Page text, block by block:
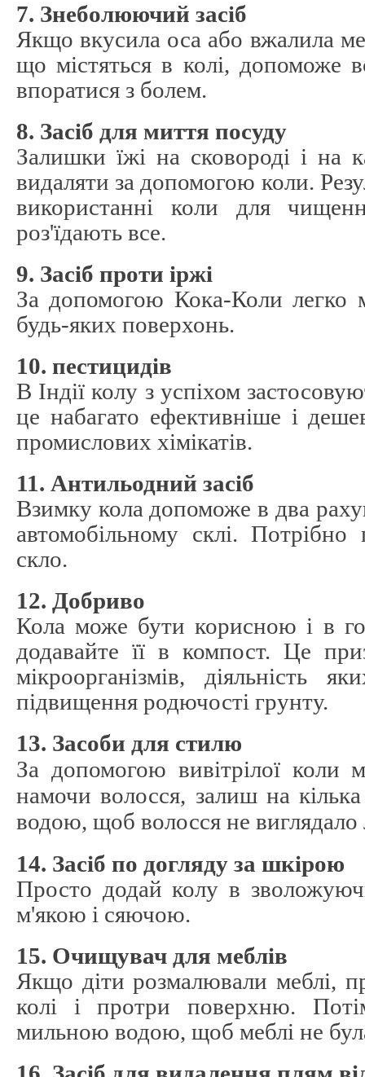
7. Знеболюючий засіб
Якщо вкусила оса або вжалила
що містяться в колі, допоможе
впоратися з болем.
8. Засіб для миття посуду
Залишки їжі на сковороді і на
видаляти за допомогою коли.
використанні коли для
роз'їдають все.
9. Засіб проти іржі
За допомогою Кока-Коли легко
будь-яких поверхонь.
10. пестицидів
В Індії колу з успіхом
це набагато ефективніше і
промислових хімікатів.
11. Антильодний засіб
Взимку кола допоможе в два
автомобільному склі.
скло.
12. Добриво
Кола може бути корисною і в
додавайте її в компост. Це
мікроорганізмів, діяльність
підвищення родючості грунту.
13. Засоби для стилю
За допомогою вивітрілої коли
намочи волосся, залиш на
водою, щоб волосся не
14. Засіб по догляду за шкірою
Просто додай колу в
м'якою і сяючою.
15. Очищувач для меблів
Якщо діти розмалювали меблі,
колі і протри поверхню.
мильною водою, щоб меблі не